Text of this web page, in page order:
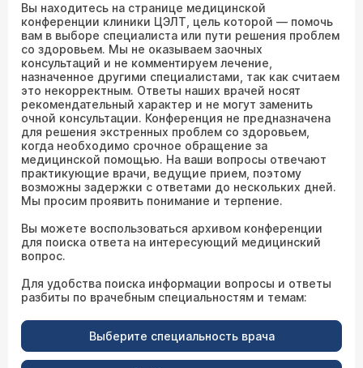
Вы находитесь на странице медицинской
конференции клиники ЦЭЛТ, цель которой — помочь
вам в выборе специалиста или пути решения проблем
со здоровьем. Мы не оказываем заочных
консультаций и не комментируем лечение,
назначенное другими специалистами, так как считаем
это некорректным. Ответы наших врачей носят
рекомендательный характер и не могут заменить
очной консультации. Конференция не предназначена
для решения экстренных проблем со здоровьем,
когда необходимо срочное обращение за
медицинской помощью. На ваши вопросы отвечают
практикующие врачи, ведущие прием, поэтому
возможны задержки с ответами до нескольких дней.
Мы просим проявить понимание и терпение.
Вы можете воспользоваться архивом конференции
для поиска ответа на интересующий медицинский
вопрос.
Для удобства поиска информации вопросы и ответы
разбиты по врачебным специальностям и темам:
Выберите специальность врача